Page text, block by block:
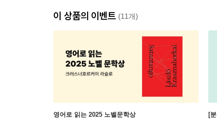
이 상품의 이벤트 (11개)
영어로 읽는 2025 노벨문학상 [